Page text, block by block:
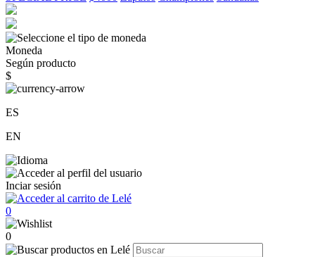
Moneda
Según producto
$
ES
EN
Inciar sesión
0
0